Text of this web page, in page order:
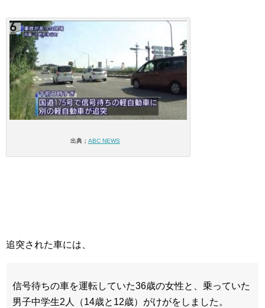
出典； ABC NEWS
追突された車には、
信号待ちの車を運転していた36歳の女性と、乗っていた
男子中学生2人（14歳と12歳）がけがをしました。